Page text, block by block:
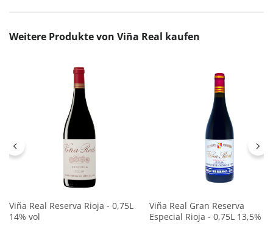
Produktgalerie überspringen
Weitere Produkte von Viña Real kaufen
Viña Real Reserva Rioja - 0,75L
14% vol
Viña Real Gran Reserva
Especial Rioja - 0,75L 13,5%